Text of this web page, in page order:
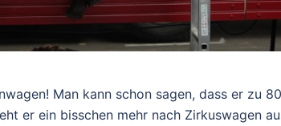
Man kann schon sagen, dass er zu
er ein bisschen mehr nach Zirkuswagen